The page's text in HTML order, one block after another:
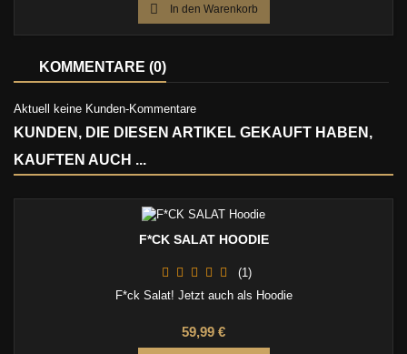
 In den Warenkorb
KOMMENTARE (0)
Aktuell keine Kunden-Kommentare
KUNDEN, DIE DIESEN ARTIKEL GEKAUFT HABEN,
KAUFTEN AUCH ...
F*CK SALAT HOODIE
(1)
F*ck Salat! Jetzt auch als Hoodie
Preis
59,99 €